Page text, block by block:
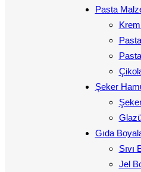
Pasta
Şeker
Gıda
Sıvı
Jel